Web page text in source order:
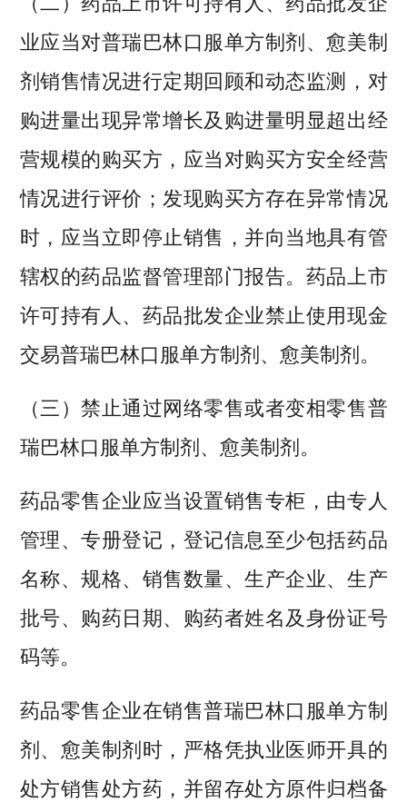
业应当对普瑞巴林口服单方制剂、愈美制
剂销售情况进行定期回顾和动态监测，对
购进量出现异常增长及购进量明显超出经
营规模的购买方，应当对购买方安全经营
情况进行评价；发现购买方存在异常情况
时，应当立即停止销售，并向当地具有管
辖权的药品监督管理部门报告。药品上市
许可持有人、药品批发企业禁止使用现金
交易普瑞巴林口服单方制剂、愈美制剂。
（三）禁止通过网络零售或者变相零售普
瑞巴林口服单方制剂、愈美制剂。
药品零售企业应当设置销售专柜，由专人
管理、专册登记，登记信息至少包括药品
名称、规格、销售数量、生产企业、生产
批号、购药日期、购药者姓名及身份证号
码等。
药品零售企业在销售普瑞巴林口服单方制
剂、愈美制剂时，严格凭执业医师开具的
处方销售处方药，并留存处方原件归档备